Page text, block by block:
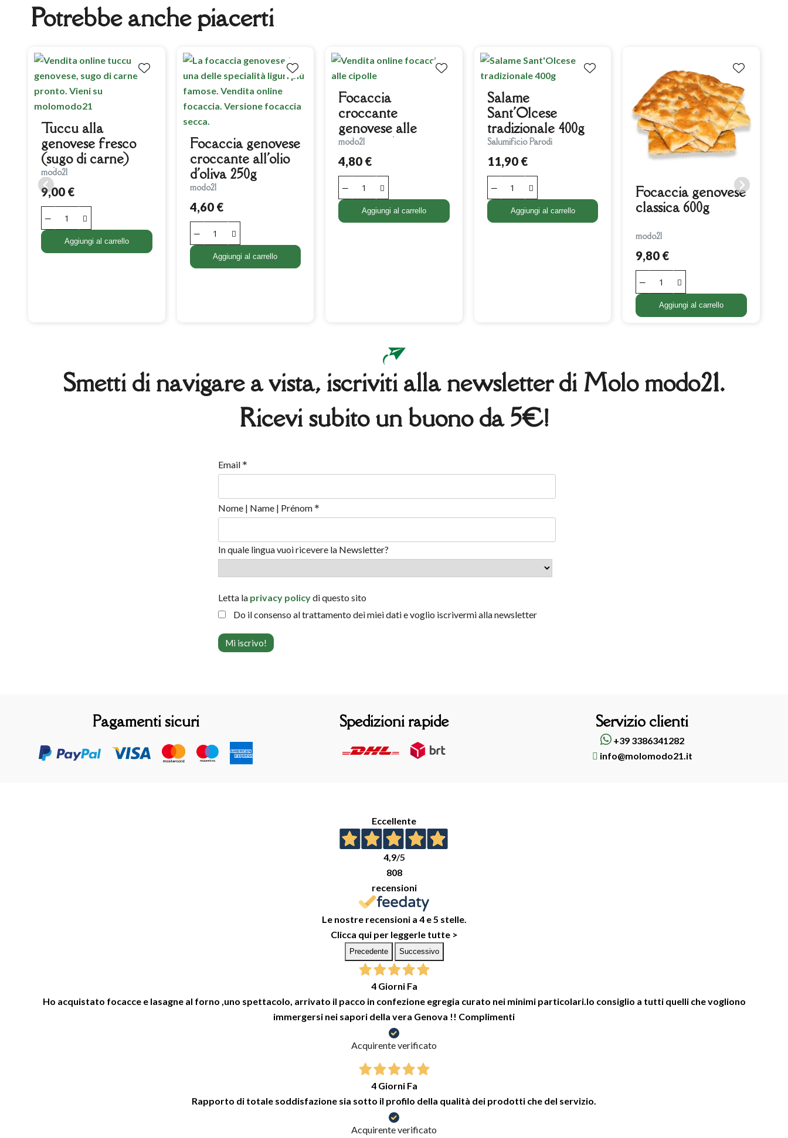
Potrebbe anche piacerti
Tuccu alla
genovese fresco
(sugo di carne)
250g
modo21
9,00 €
Aggiungi al carrello
Focaccia genovese
croccante all'olio
d'oliva 250g
modo21
4,60 €
Aggiungi al carrello
Focaccia
croccante
genovese alle
cipolle 250g
modo21
4,80 €
Aggiungi al carrello
Salame
Sant'Olcese
tradizionale 400g
Salumificio Parodi
11,90 €
Aggiungi al carrello
Focaccia genovese
classica 600g
modo21
9,80 €
Aggiungi al carrello
Smetti di navigare a vista, iscriviti alla newsletter di Molo modo21.
Ricevi subito un buono da 5€!
Email *
Nome | Name | Prénom *
In quale lingua vuoi ricevere la Newsletter?
Letta la privacy policydi questo sito
Do il consenso al trattamento dei miei dati e voglio iscrivermi alla newsletter
Pagamenti sicuri Spedizioni rapide Servizio clienti
+39 3386341282
info@molomodo21.it
Eccellente
4,9/5
808
recensioni
Le nostre recensioni a 4 e 5 stelle.
Clicca qui per leggerle tutte >
Precedente Successivo
4 Giorni Fa
Ho acquistato focacce e lasagne al forno ,uno spettacolo, arrivato il pacco in confezione egregia curato nei minimi particolari.lo consiglio a tutti quelli che vogliono
immergersi nei sapori della vera Genova !! Complimenti
Acquirente verificato
4 Giorni Fa
Rapporto di totale soddisfazione sia sotto il profilo della qualità dei prodotti che del servizio.
Acquirente verificato